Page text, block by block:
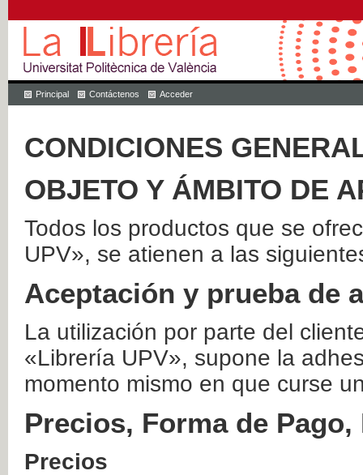
Principal Contáctenos Acceder
CONDICIONES
OBJETO Y ÁMBITO DE
Todos los productos que se
UPV», se atienen a las
Aceptación y prueba de
La utilización por parte del
«Librería UPV», supone la
momento mismo en que curse
Precios, Forma de
Precios